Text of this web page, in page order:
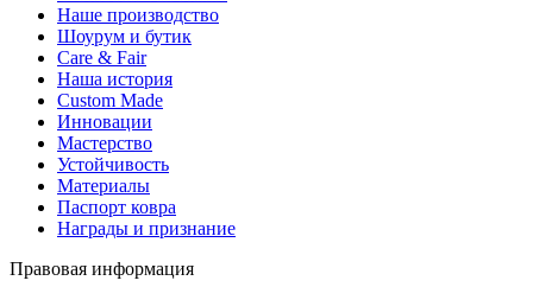
Наше производство
Шоурум и бутик
Care & Fair
Наша история
Custom Made
Инновации
Мастерство
Устойчивость
Материалы
Паспорт ковра
Награды и признание
Правовая информация